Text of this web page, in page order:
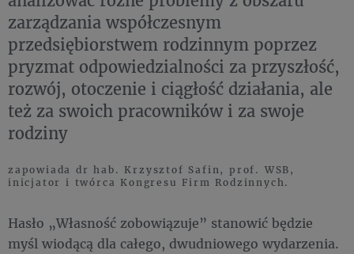
zarządzania współczesnym
przedsiębiorstwem rodzinnym poprzez
pryzmat odpowiedzialności za przyszłość,
rozwój, otoczenie i ciągłość działania, ale
też za swoich pracowników i za swoje
rodziny
zapowiada dr hab. Krzysztof Safin, prof. WSB,
inicjator i twórca Kongresu Firm Rodzinnych.
Hasło „Własność zobowiązuje” stanowić będzie
myśl wiodącą dla całego, dwudniowego wydarzenia.